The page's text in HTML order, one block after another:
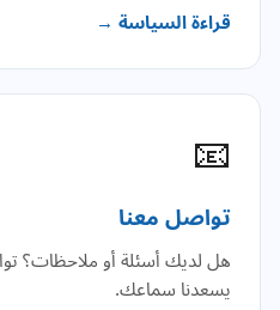
قراءة السياسة →
📧
تواصل معنا
هل لديك أسئلة أو ملاحظات؟
يسعدنا سماعك.